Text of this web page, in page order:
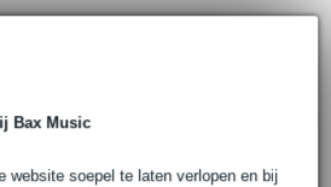
Bax Music
website soepel te laten verlopen en bij
huis
terug' garantie